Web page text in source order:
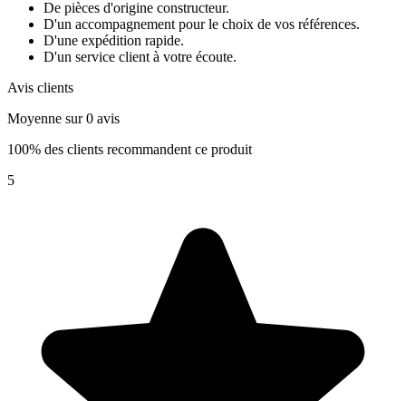
De pièces d'origine constructeur.
D'un accompagnement pour le choix de vos références.
D'une expédition rapide.
D'un service client à votre écoute.
Avis clients
Moyenne sur 0 avis
100% des clients recommandent ce produit
5